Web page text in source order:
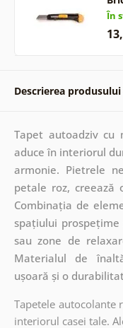
În
Descrierea
Tapet autoadziv cu
aduce în interiorul
armonie. Pietrele
petale roz, creează
Combinația de
spațiului
sau zone de
Materialul de
ușoară și o
Tapetele autocolante
interiorul casei tale.